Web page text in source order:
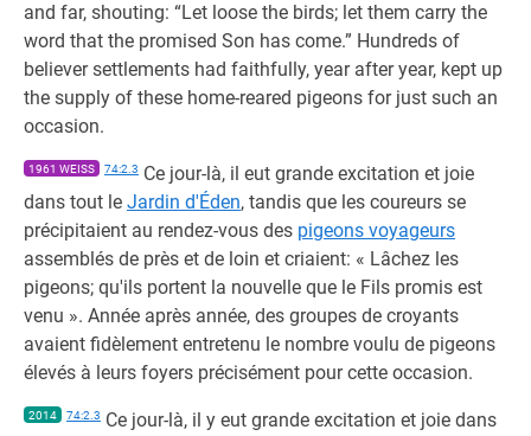
and far, shouting: “Let loose the birds; let them carry the
word that the promised Son has come.” Hundreds of
believer settlements had faithfully, year after year, kept up
the supply of these home-reared pigeons for just such an
occasion.
1961 WEISS 74:2.3 Ce jour-là, il eut grande excitation et joie
dans tout le Jardin d'Éden, tandis que les coureurs se
précipitaient au rendez-vous des pigeons voyageurs
assemblés de près et de loin et criaient: « Lâchez les
pigeons; qu'ils portent la nouvelle que le Fils promis est
venu ». Année après année, des groupes de croyants
avaient fidèlement entretenu le nombre voulu de pigeons
élevés à leurs foyers précisément pour cette occasion.
2014 74:2.3 Ce jour-là, il y eut grande excitation et joie dans